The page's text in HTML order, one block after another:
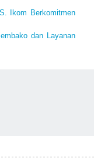
Ikom Berkomitmen
dan Layanan